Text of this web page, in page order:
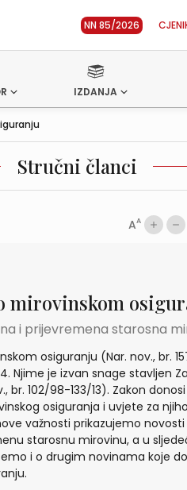
NN 85/2026
IZDANJA
Stručni članci
AA
mirovinskom
i prijevremena starosna
osiguranju (Nar. nov., br.
Njime je izvan snage stavljen
br. 102/98-133/13). Zakon
osiguranja i uvjete za
važnosti prikazujemo
starosnu mirovinu, a u
i o drugim novinama koje